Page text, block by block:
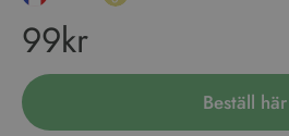
99kr
Beställ här